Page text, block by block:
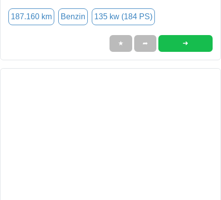
187.160 km Benzin 135 kw (184 PS)
★ ➦ ➜